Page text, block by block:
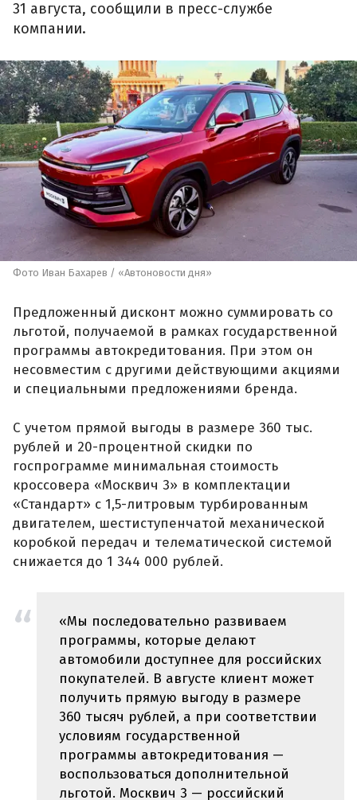
31 августа, сообщили в пресс-службе
компании.
Фото Иван Бахарев / «Автоновости дня»
Предложенный дисконт можно суммировать со
льготой, получаемой в рамках государственной
программы автокредитования. При этом он
несовместим с другими действующими акциями
и специальными предложениями бренда.
С учетом прямой выгоды в размере 360 тыс.
рублей и 20-процентной скидки по
госпрограмме минимальная стоимость
кроссовера «Москвич 3» в комплектации
«Стандарт» с 1,5-литровым турбированным
двигателем, шестиступенчатой механической
коробкой передач и телематической системой
снижается до 1 344 000 рублей.
«Мы последовательно развиваем
программы, которые делают
автомобили доступнее для российских
покупателей. В августе клиент может
получить прямую выгоду в размере
360 тысяч рублей, а при соответствии
условиям государственной
программы автокредитования —
воспользоваться дополнительной
льготой. Москвич 3 — российский